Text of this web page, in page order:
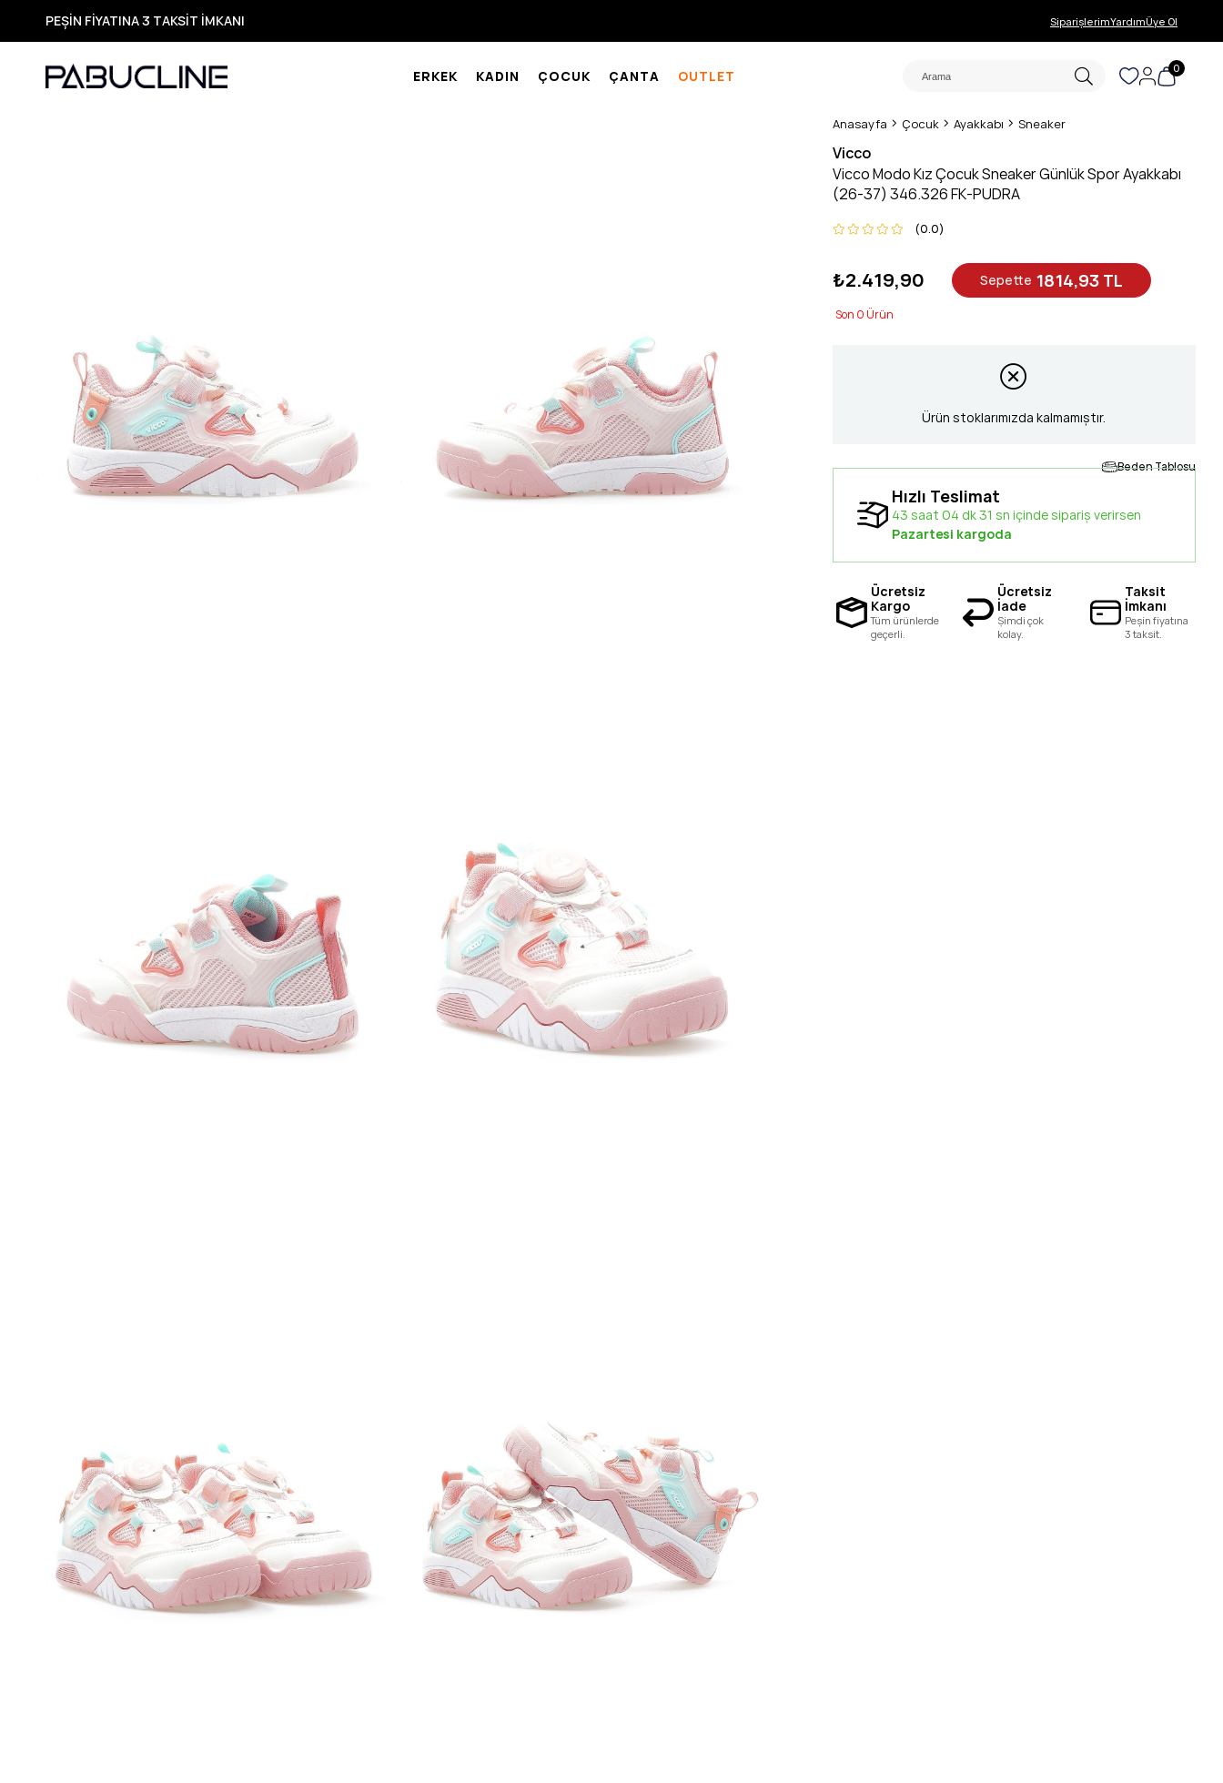
TÜM ÜRÜNLERDE ÜCRETSİZ KARGO
Yeni Sezon Ürünlerde Özel Fırsatlar
Seçili Ürünlerde Hızlı Teslimat
SiparişlerimYardımÜye Ol
ERKEK KADIN ÇOCUK ÇANTA OUTLET 0
Anasayfa Çocuk Ayakkabı Sneaker
Vicco
Vicco Modo Kız Çocuk Sneaker Günlük Spor Ayakkabı
(26-37) 346.326 FK-PUDRA
0.0
₺2.419,90 Sepette 1814,93 TL
0
Ürün stoklarımızda kalmamıştır.
Beden Tablosu
Hızlı Teslimat
43 saat 04 dk 30 sn içinde sipariş verirsen
Pazartesi kargoda
Ücretsiz
Kargo
Tüm ürünlerde
geçerli.
Ücretsiz
İade
Şimdi çok
kolay.
Taksit
İmkanı
Peşin fiyatına
3 taksit.